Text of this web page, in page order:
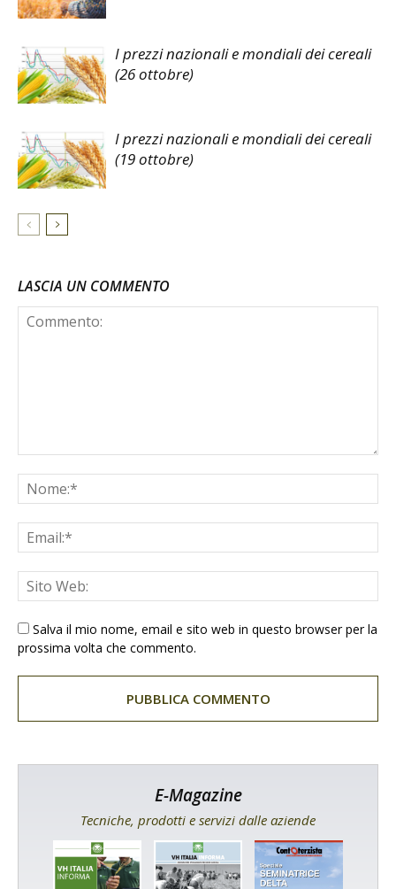
I prezzi nazionali e mondiali dei cereali
(26 ottobre)
I prezzi nazionali e mondiali dei cereali
(19 ottobre)
LASCIA UN COMMENTO
Salva il mio nome, email e sito web in questo browser per la
prossima volta che commento.
E-Magazine
Tecniche, prodotti e servizi dalle aziende